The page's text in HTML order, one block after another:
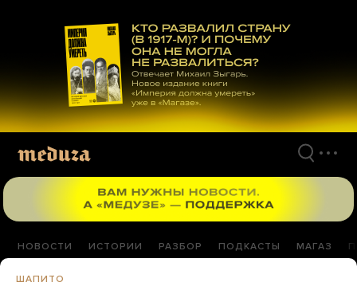
материалам
НОВОСТИ ИСТОРИИ РАЗБОР ПОДКАСТЫ МАГАЗ
ШАПИТО